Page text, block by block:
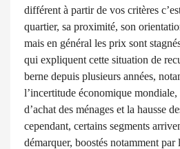
différent à partir de vos critères
quartier, sa proximité, son
mais en général les prix sont
qui expliquent cette situation de
berne depuis plusieurs années,
l’incertitude économique
d’achat des ménages et la hausse
cependant, certains segments
démarquer, boostés notamment par